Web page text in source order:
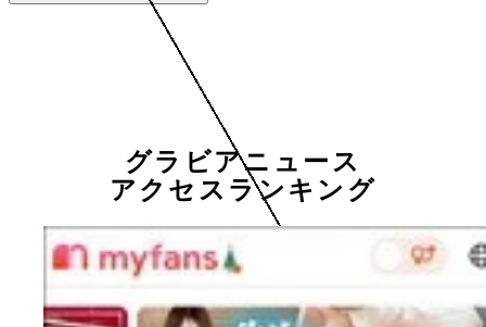
グラビアニュース
アクセスランキング